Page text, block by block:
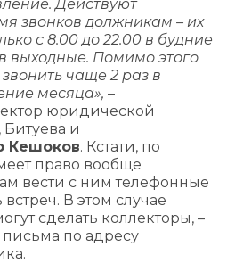
Действуют
звонков должникам – их
с 8.00 до 22.00 в будние
выходные. Помимо этого
чаще 2 раз в
месяца», –
юридической
и
Кешоков. Кстати, по
право вообще
вести с ним телефонные
В этом случае
сделать коллекторы, –
письма по адресу